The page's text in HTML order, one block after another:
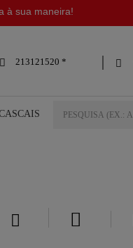
 213121520 * 
à sua maneira!
 